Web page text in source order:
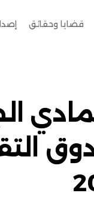
قضايا وحقائق